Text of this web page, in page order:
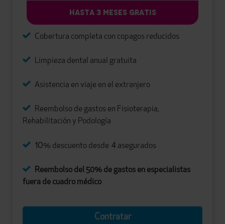
HASTA 3 MESES GRATIS
Cobertura completa con copagos reducidos
Limpieza dental anual gratuita
Asistencia en viaje en el extranjero
Reembolso de gastos en Fisioterapia,
Rehabilitación y Podología
10% descuento desde 4 asegurados
Reembolso del 50% de gastos en especialistas
fuera de cuadro médico
Contratar